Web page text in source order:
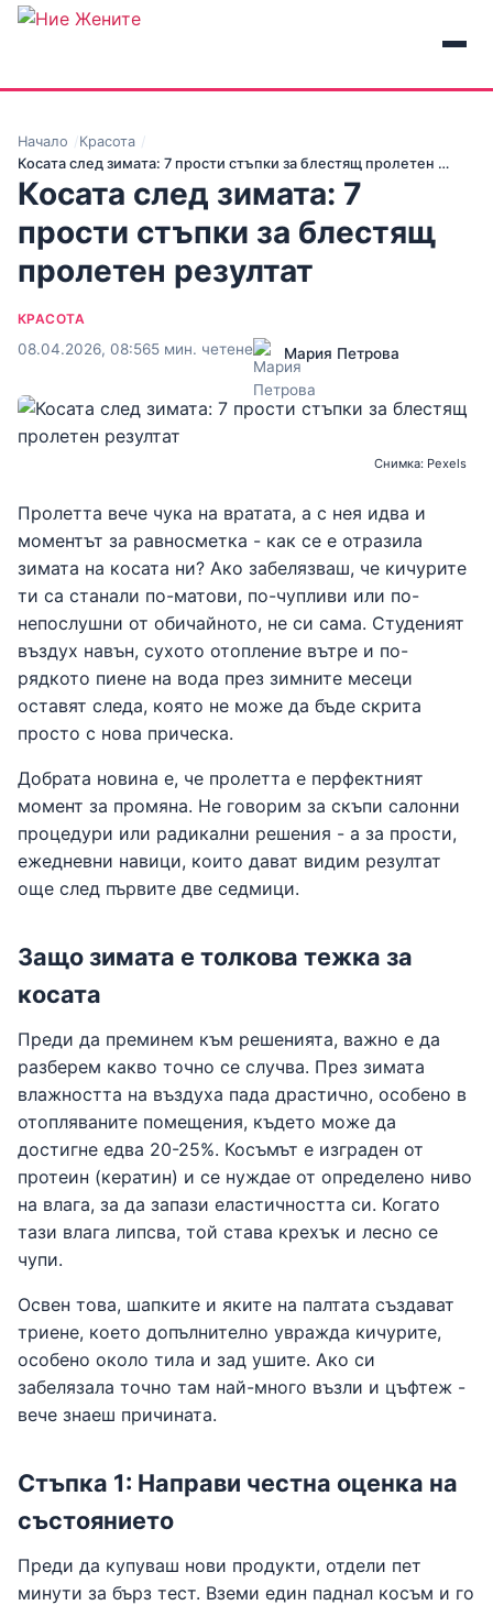
Начало
Красота
Косата след зимата: 7 прости стъпки за блестящ пролетен …
Косата след зимата: 7
прости стъпки за блестящ
пролетен резултат
КРАСОТА
08.04.2026, 08:565 мин. четене Мария Петрова
Снимка: Pexels
Пролетта вече чука на вратата, а с нея идва и
моментът за равносметка - как се е отразила
зимата на косата ни? Ако забелязваш, че кичурите
ти са станали по-матови, по-чупливи или по-
непослушни от обичайното, не си сама. Студеният
въздух навън, сухото отопление вътре и по-
рядкото пиене на вода през зимните месеци
оставят следа, която не може да бъде скрита
просто с нова прическа.
Добрата новина е, че пролетта е перфектният
момент за промяна. Не говорим за скъпи салонни
процедури или радикални решения - а за прости,
ежедневни навици, които дават видим резултат
още след първите две седмици.
Защо зимата е толкова тежка за
косата
Преди да преминем към решенията, важно е да
разберем какво точно се случва. През зимата
влажността на въздуха пада драстично, особено в
отопляваните помещения, където може да
достигне едва 20-25%. Косъмът е изграден от
протеин (кератин) и се нуждае от определено ниво
на влага, за да запази еластичността си. Когато
тази влага липсва, той става крехък и лесно се
чупи.
Освен това, шапките и яките на палтата създават
триене, което допълнително увражда кичурите,
особено около тила и зад ушите. Ако си
забелязала точно там най-много възли и цъфтеж -
вече знаеш причината.
Стъпка 1: Направи честна оценка на
състоянието
Преди да купуваш нови продукти, отдели пет
минути за бърз тест. Вземи един паднал косъм и го